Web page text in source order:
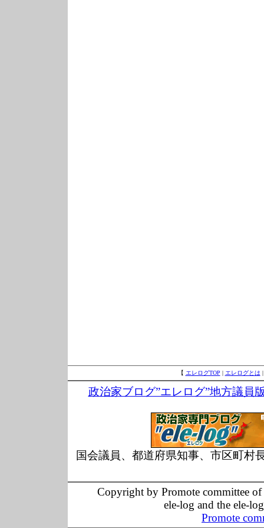
【 エレログTOP | エレログとは
政治家ブログ”エレログ”地方議員
国会議員、都道府県知事、市区町村
Copyright by Promote committee
ele-log and the ele-
Promote